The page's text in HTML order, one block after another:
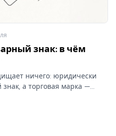
знак: в чём
ничего: юридически
знак, а торговая марка —